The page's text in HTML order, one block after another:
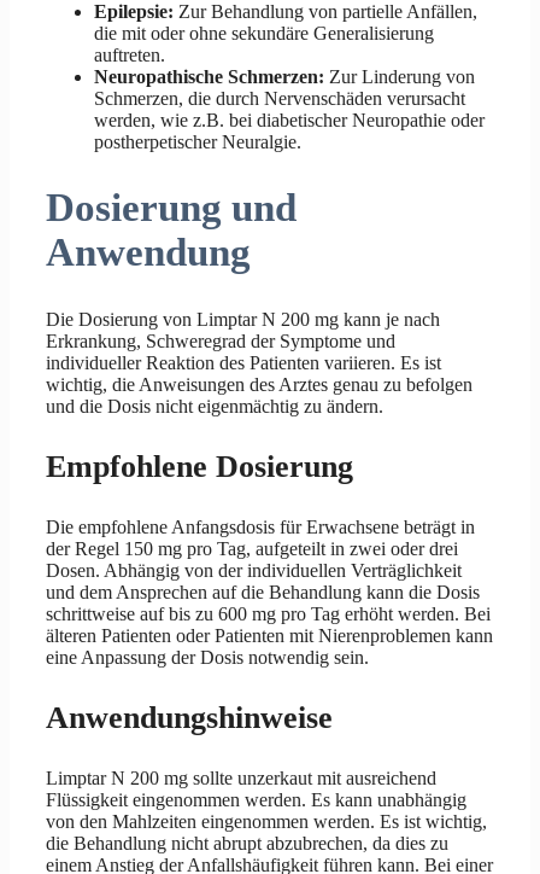
Epilepsie: Zur Behandlung von partielle Anfällen,
die mit oder ohne sekundäre Generalisierung
auftreten.
Neuropathische Schmerzen: Zur Linderung von
Schmerzen, die durch Nervenschäden verursacht
werden, wie z.B. bei diabetischer Neuropathie oder
postherpetischer Neuralgie.
Dosierung und
Anwendung
Die Dosierung von Limptar N 200 mg kann je nach
Erkrankung, Schweregrad der Symptome und
individueller Reaktion des Patienten variieren. Es ist
wichtig, die Anweisungen des Arztes genau zu befolgen
und die Dosis nicht eigenmächtig zu ändern.
Empfohlene Dosierung
Die empfohlene Anfangsdosis für Erwachsene beträgt in
der Regel 150 mg pro Tag, aufgeteilt in zwei oder drei
Dosen. Abhängig von der individuellen Verträglichkeit
und dem Ansprechen auf die Behandlung kann die Dosis
schrittweise auf bis zu 600 mg pro Tag erhöht werden. Bei
älteren Patienten oder Patienten mit Nierenproblemen kann
eine Anpassung der Dosis notwendig sein.
Anwendungshinweise
Limptar N 200 mg sollte unzerkaut mit ausreichend
Flüssigkeit eingenommen werden. Es kann unabhängig
von den Mahlzeiten eingenommen werden. Es ist wichtig,
die Behandlung nicht abrupt abzubrechen, da dies zu
einem Anstieg der Anfallshäufigkeit führen kann. Bei einer